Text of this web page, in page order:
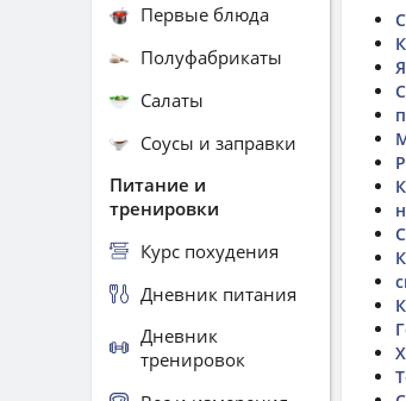
Первые блюда
Полуфабрикаты
Салаты
Соусы и заправки
Питание и
тренировки
Курс похудения
Дневник питания
Дневник
тренировок